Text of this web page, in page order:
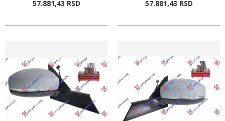
57.881,43 RSD 57.881,43 RSD